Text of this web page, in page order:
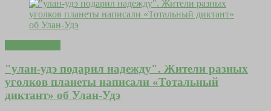
"улан-удэ подарил надежду". Жители разных
уголков планеты написали «Тотальный
диктант» об Улан-Удэ